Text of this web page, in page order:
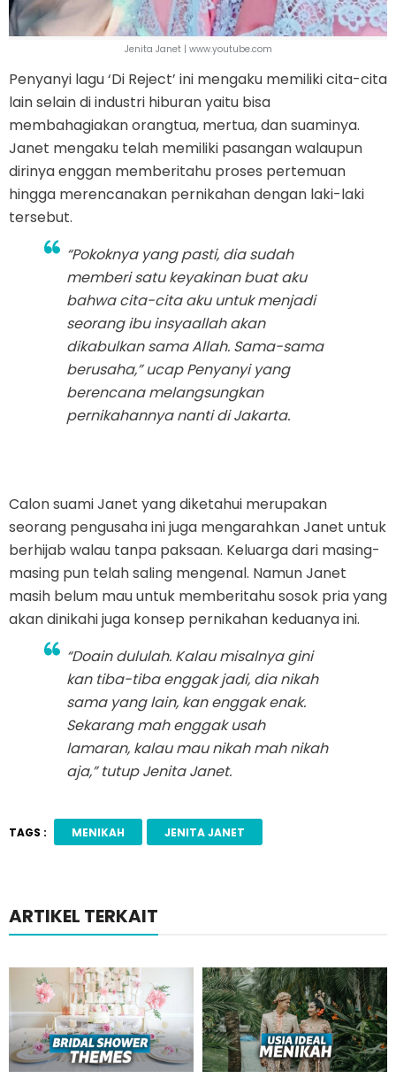
Jenita Janet | www.youtube.com
Penyanyi lagu ‘Di Reject’ ini mengaku memiliki cita-cita
lain selain di industri hiburan yaitu bisa
membahagiakan orangtua, mertua, dan suaminya.
Janet mengaku telah memiliki pasangan walaupun
dirinya enggan memberitahu proses pertemuan
hingga merencanakan pernikahan dengan laki-laki
tersebut.
“Pokoknya yang pasti, dia sudah
memberi satu keyakinan buat aku
bahwa cita-cita aku untuk menjadi
seorang ibu insyaallah akan
dikabulkan sama Allah. Sama-sama
berusaha,” ucap Penyanyi yang
berencana melangsungkan
pernikahannya nanti di Jakarta.
Calon suami Janet yang diketahui merupakan
seorang pengusaha ini juga mengarahkan Janet untuk
berhijab walau tanpa paksaan. Keluarga dari masing-
masing pun telah saling mengenal. Namun Janet
masih belum mau untuk memberitahu sosok pria yang
akan dinikahi juga konsep pernikahan keduanya ini.
“Doain dululah. Kalau misalnya gini
kan tiba-tiba enggak jadi, dia nikah
sama yang lain, kan enggak enak.
Sekarang mah enggak usah
lamaran, kalau mau nikah mah nikah
aja,” tutup Jenita Janet.
TAGS : MENIKAH JENITA JANET
ARTIKEL TERKAIT